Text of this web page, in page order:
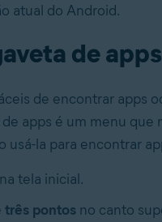
atual do Android.
de apps
de encontrar apps
apps é um menu que
usá-la para encontrar
tela inicial.
três pontosno canto